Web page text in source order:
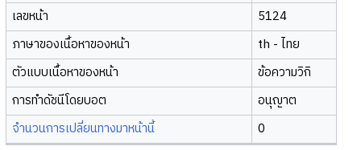
เลขหน้า
5124
ภาษาของเนื้อหาของหน้า
th - ไทย
ตัวแบบเนื้อหาของหน้า
ข้อความวิกิ
การทำดัชนีโดยบอต
อนุญาต
จำนวนการเปลี่ยนทางมาหน้านี้
0